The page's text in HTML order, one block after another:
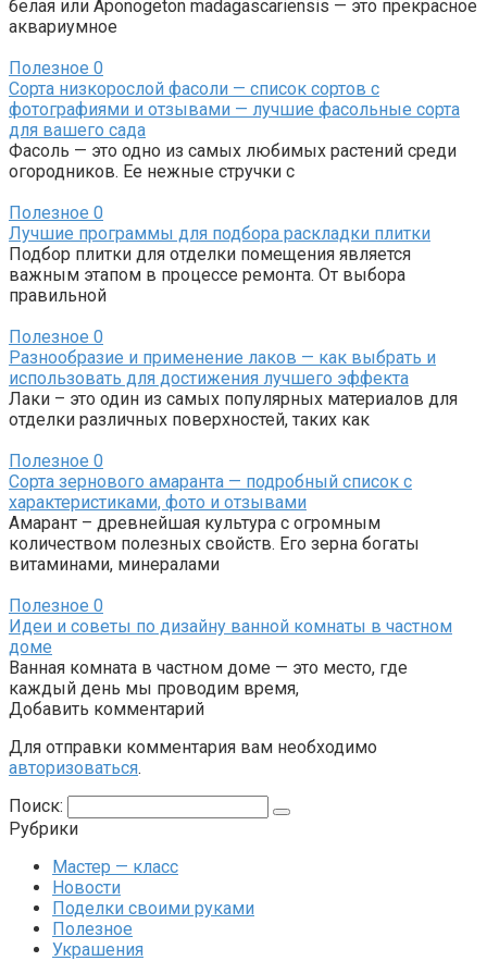
белая или Aponogeton madagascariensis — это прекрасное
аквариумное
Полезное 0
Сорта низкорослой фасоли — список сортов с
фотографиями и отзывами — лучшие фасольные сорта
для вашего сада
Фасоль — это одно из самых любимых растений среди
огородников. Ее нежные стручки с
Полезное 0
Лучшие программы для подбора раскладки плитки
Подбор плитки для отделки помещения является
важным этапом в процессе ремонта. От выбора
правильной
Полезное 0
Разнообразие и применение лаков — как выбрать и
использовать для достижения лучшего эффекта
Лаки – это один из самых популярных материалов для
отделки различных поверхностей, таких как
Полезное 0
Сорта зернового амаранта — подробный список с
характеристиками, фото и отзывами
Амарант – древнейшая культура с огромным
количеством полезных свойств. Его зерна богаты
витаминами, минералами
Полезное 0
Идеи и советы по дизайну ванной комнаты в частном
доме
Ванная комната в частном доме — это место, где
каждый день мы проводим время,
Добавить комментарий
Для отправки комментария вам необходимо
авторизоваться.
Поиск:
Рубрики
Мастер — класс
Новости
Поделки своими руками
Полезное
Украшения